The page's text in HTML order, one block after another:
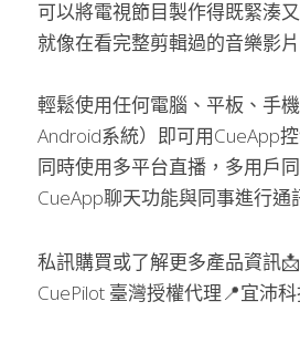
可以將電視節目製作得既緊湊
就像在看完整剪輯過的音樂影片
輕鬆使用任何電腦、平板、手
Android系統）即可用CueApp
同時使用多平台直播，多用戶
CueApp聊天功能與同事進行通
私訊購買或了解更多產品資訊📩
CuePilot 臺灣授權代理📍宜沛